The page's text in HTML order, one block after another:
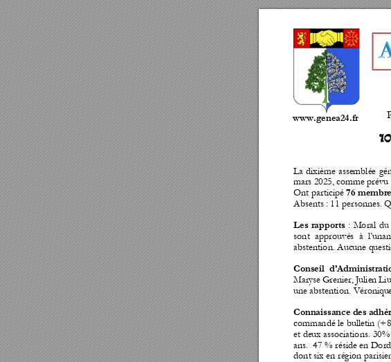
www.genea24.fr
10
La dixième assemblée
mars 2025, comme prévu
Ont participé 76 membre
Absents : 11 personnes.
Les rapports : Moral du
sont approuvés à l’u
abstention. Aucune
Conseil d’A
Maryse Grenier, Julien
une abstention. Véroniq
Connaissance des
commandé le bulletin
et deux associations. 30%
ans.  47 % réside en
dont six en région